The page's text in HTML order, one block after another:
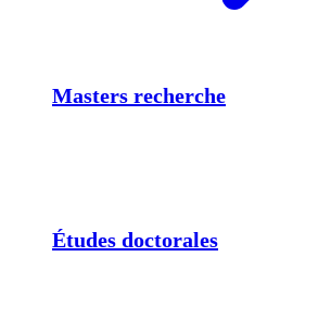
Masters recherche
Études doctorales